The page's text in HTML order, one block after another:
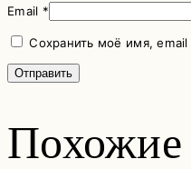
Email *
Сохранить моё имя,
Похожие